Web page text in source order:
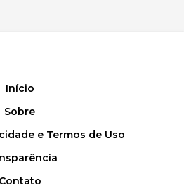
Início
Sobre
e Termos de Uso
Contato